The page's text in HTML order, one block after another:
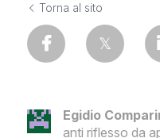
Torna al sito
Egidio
anti riflesso da